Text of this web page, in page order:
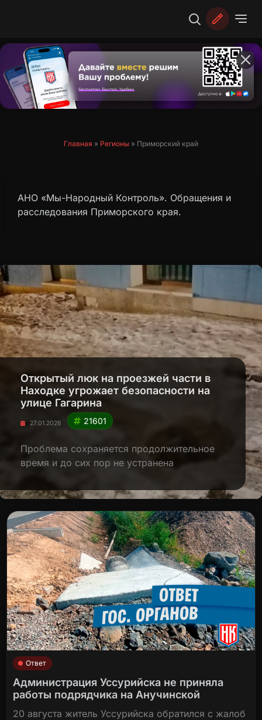
Главная » Регионы » Приморский край
АНО «Мы-Народный Контроль». Обращения и
расследования Приморского края.
Открытый люк на проезжей части в
Находке угрожает безопасности на
улице Гагарина
27.01.2026 21601
Проблема сохраняется продолжительное
время и до сих пор не устранена
Ответ
Администрация Уссурийска не приняла
работы подрядчика на Анучинской
20 августа житель Уссурийска обратился с жалоб